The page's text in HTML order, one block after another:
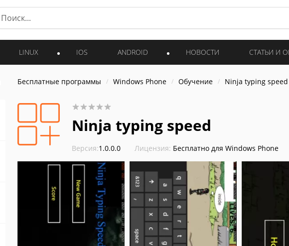
LINUX IOS ANDROID НОВОСТИ СТАТЬИ И
Бесплатные программы Windows Phone Обучение Ninja typing speed
Ninja typing speed
Версия:1.0.0.0 Лицензия: Бесплатно для Windows Phone